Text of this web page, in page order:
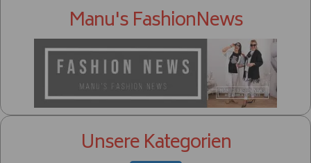
Manu's FashionNews
Unsere Kategorien